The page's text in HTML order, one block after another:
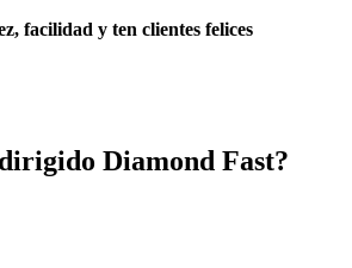
facilidad y ten clientes felices
Diamond Fast?